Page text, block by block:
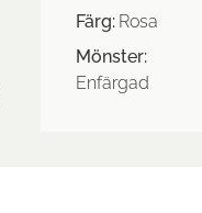
Färg: Rosa
Mönster:
Enfärgad